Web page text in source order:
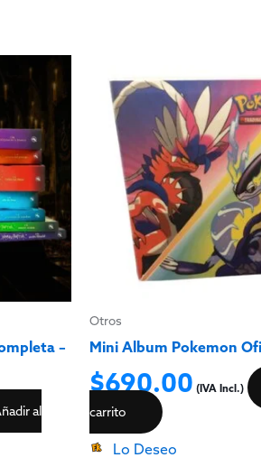
–
al
Otros
Mini Album Pokemon
$690.00 (IVA Incl.)
carrito
Lo Deseo